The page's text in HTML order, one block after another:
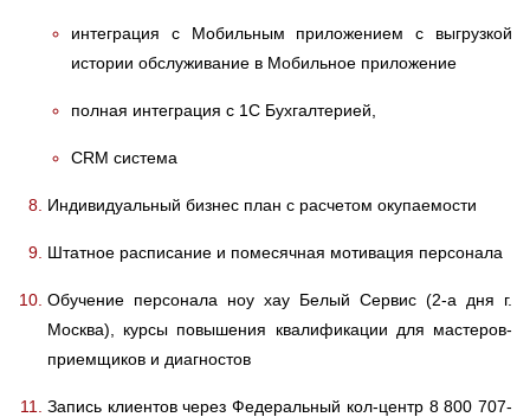
интеграция с Мобильным приложением с выгрузкой
истории обслуживание в Мобильное приложение
полная интеграция с 1С Бухгалтерией,
CRM система
Индивидуальный бизнес план с расчетом окупаемости
Штатное расписание и помесячная мотивация персонала
Обучение персонала ноу хау Белый Сервис (2-а дня г.
Москва), курсы повышения квалификации для мастеров-
приемщиков и диагностов
Запись клиентов через Федеральный кол-центр 8 800 707-